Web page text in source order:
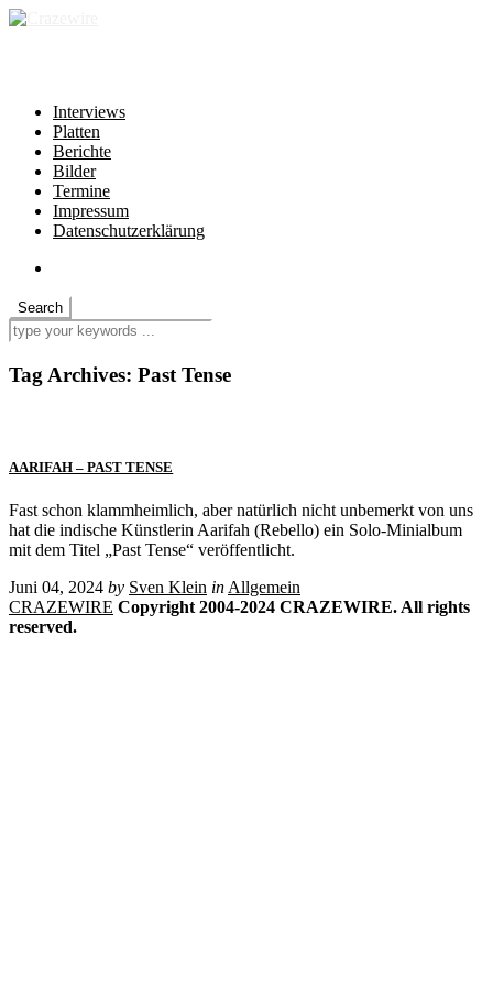
Interviews
Platten
Berichte
Bilder
Termine
Impressum
Datenschutzerklärung
Tag Archives: Past Tense
AARIFAH – PAST TENSE
Fast schon klammheimlich, aber natürlich nicht unbemerkt von uns
hat die indische Künstlerin Aarifah (Rebello) ein Solo-Minialbum
mit dem Titel „Past Tense“ veröffentlicht.
Juni 04, 2024 by Sven Klein in Allgemein
CRAZEWIRE Copyright 2004-2024 CRAZEWIRE. All rights
reserved.